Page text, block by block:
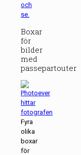
och
se.
Boxar
för
bilder
med
passepartouter
Fyra
olika
boxar
för